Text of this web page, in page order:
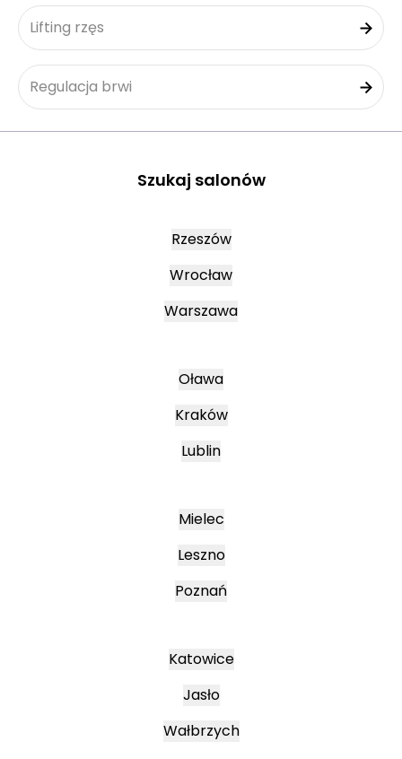
Lifting rzęs
Regulacja brwi
Szukaj salonów
Rzeszów
Wrocław
Warszawa
Oława
Kraków
Lublin
Mielec
Leszno
Poznań
Katowice
Jasło
Wałbrzych